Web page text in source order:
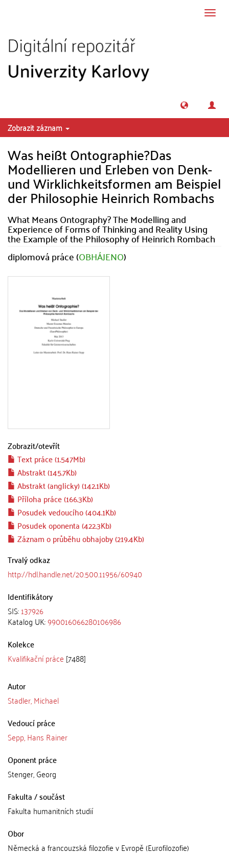
Zobrazit záznam
Was heißt Ontographie?Das
Modellieren und Erleben von Denk-
und Wirklichkeitsformen am Beispiel
der Philosophie Heinrich Rombachs
What Means Ontography? The Modelling and
Experience of Forms of Thinking and Reality Using
the Example of the Philosophy of Heinrich Rombach
diplomová práce (OBHÁJENO)
Zobrazit/otevřít
Text práce (1.547Mb)
Abstrakt (145.7Kb)
Abstrakt (anglicky) (142.1Kb)
Příloha práce (166.3Kb)
Posudek vedoucího (404.1Kb)
Posudek oponenta (422.3Kb)
Záznam o průběhu obhajoby (219.4Kb)
Trvalý odkaz
http://hdl.handle.net/20.500.11956/60940
Identifikátory
SIS:137926
Katalog UK:990016066280106986
Kolekce
Kvalifikační práce [7488]
Autor
Stadler, Michael
Vedoucí práce
Sepp, Hans Rainer
Oponent práce
Stenger, Georg
Fakulta / součást
Fakulta humanitních studií
Obor
Německá a francouzská filozofie v Evropě (Eurofilozofie)